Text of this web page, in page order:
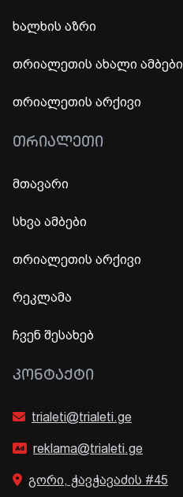
ხალხის აზრი
თრიალეთის ახალი ამბები
თრიალეთის არქივი
ᲗᲠᲘᲐᲚᲔᲗᲘ
მთავარი
სხვა ამბები
თრიალეთის არქივი
რეკლამა
ჩვენ შესახებ
ᲙᲝᲜᲢᲐᲥᲢᲘ
trialeti@trialeti.ge
reklama@trialeti.ge
გორი, ჭავჭავაძის #45